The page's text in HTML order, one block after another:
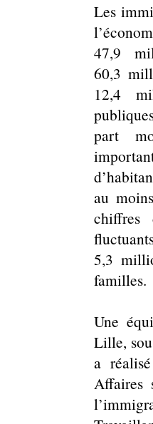
Les
47,9
60,3
12,4
part
au
chiffres
5,3
familles.
Une
Lille,
a
Affaires